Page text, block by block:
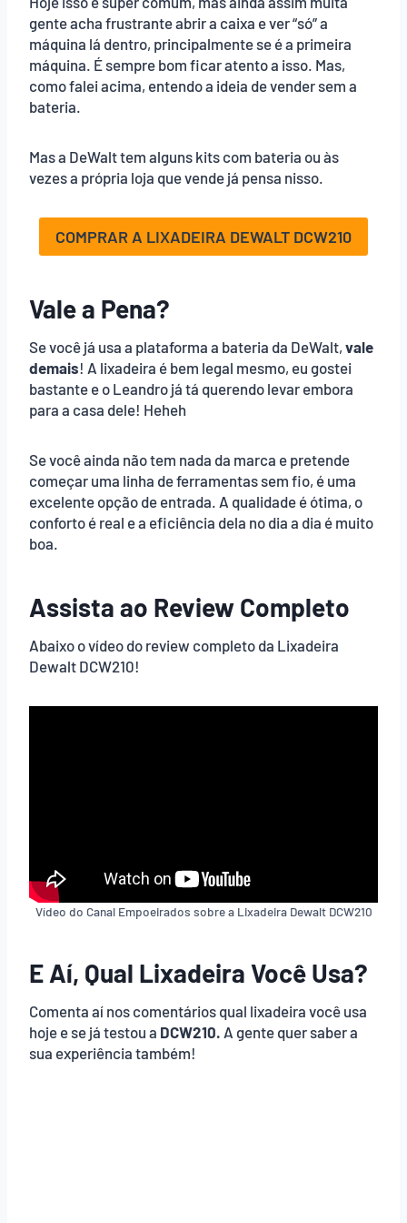
gente acha frustrante abrir a caixa e ver “só” a
máquina lá dentro, principalmente se é a primeira
máquina. É sempre bom ficar atento a isso. Mas,
como falei acima, entendo a ideia de vender sem a
bateria.
Mas a DeWalt tem alguns kits com bateria ou às
vezes a própria loja que vende já pensa nisso.
COMPRAR A LIXADEIRA DEWALT DCW210
Vale a Pena?
Se você já usa a plataforma a bateria da DeWalt, vale
demais! A lixadeira é bem legal mesmo, eu gostei
bastante e o Leandro já tá querendo levar embora
para a casa dele! Heheh
Se você ainda não tem nada da marca e pretende
começar uma linha de ferramentas sem fio, é uma
excelente opção de entrada. A qualidade é ótima, o
conforto é real e a eficiência dela no dia a dia é muito
boa.
Assista ao Review Completo
Abaixo o vídeo do review completo da Lixadeira
Dewalt DCW210!
Vídeo do Canal Empoeirados sobre a Lixadeira Dewalt DCW210
E Aí, Qual Lixadeira Você Usa?
Comenta aí nos comentários qual lixadeira você usa
hoje e se já testou a DCW210. A gente quer saber a
sua experiência também!